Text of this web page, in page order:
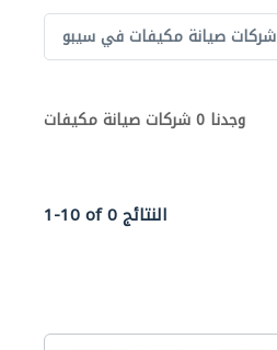
شركات صيانة مكيفات في سيبو
وجدنا 0 شركات صيانة مكيفات
1-10 of 0 النتائج